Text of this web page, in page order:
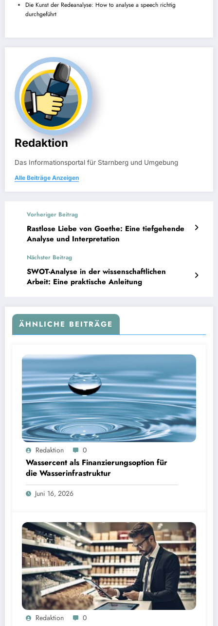
Die Kunst der Redeanalyse: How to analyse a speech richtig
durchgeführt
Redaktion
Das Informationsportal für Starnberg und Umgebung
Alle Beiträge Anzeigen
Vorheriger Beitrag
Rastlose Liebe von Goethe: Eine tiefgehende
Analyse und Interpretation
Nächster Beitrag
SWOT-Analyse in der wissenschaftlichen
Arbeit: Eine praktische Anleitung
ÄHNLICHE BEITRÄGE
Wassercent als Finanzierungsoption für die Wasserinfrastruktur | Bild: © Landratsamt
StarnbergRedaktion 0
Wassercent als Finanzierungsoption für
die Wasserinfrastruktur
Juni 16, 2026
Redaktion 0